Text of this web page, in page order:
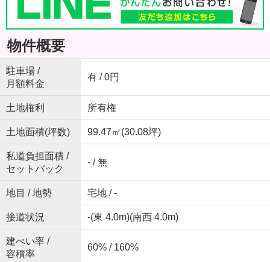
物件概要
駐車場 /
月額料金
有 / 0円
土地権利 所有権
土地面積(坪数) 99.47㎡(30.08坪)
私道負担面積 /
セットバック
- / 無
地目 / 地勢 宅地 / -
接道状況 -(東 4.0m)(南西 4.0m)
建ぺい率 /
容積率
60% / 160%